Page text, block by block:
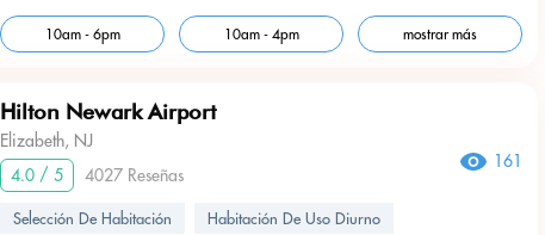
10am - 6pm 10am - 4pm mostrar más
Hilton Newark Airport
Elizabeth, NJ
4.0 / 5
4027 Reseñas
161
Selección De Habitación Habitación De Uso Diurno